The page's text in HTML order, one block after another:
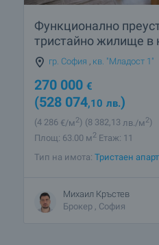
Функционално
тристайно жилище в
гр. София , кв. "Младост 1"
270 000 €
(528 074,10 лв.)
(4 286 €/м2) (8 382,13 лв./м2)
Площ: 63.00 м2 Етаж: 11
Тип на имота: Тристаен
Михаил Кръстев
Брокер , София